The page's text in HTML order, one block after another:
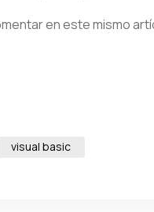
en este mismo
visual basic